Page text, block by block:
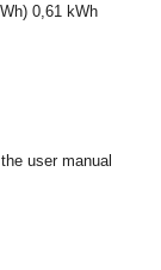
0,61 kWh
user manual